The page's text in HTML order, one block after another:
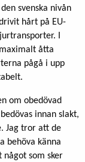
svenska nivån
hårt på EU-
I
åtta
pågå i upp
om obedövad
innan slakt,
Jag tror att de
behöva känna
något som sker